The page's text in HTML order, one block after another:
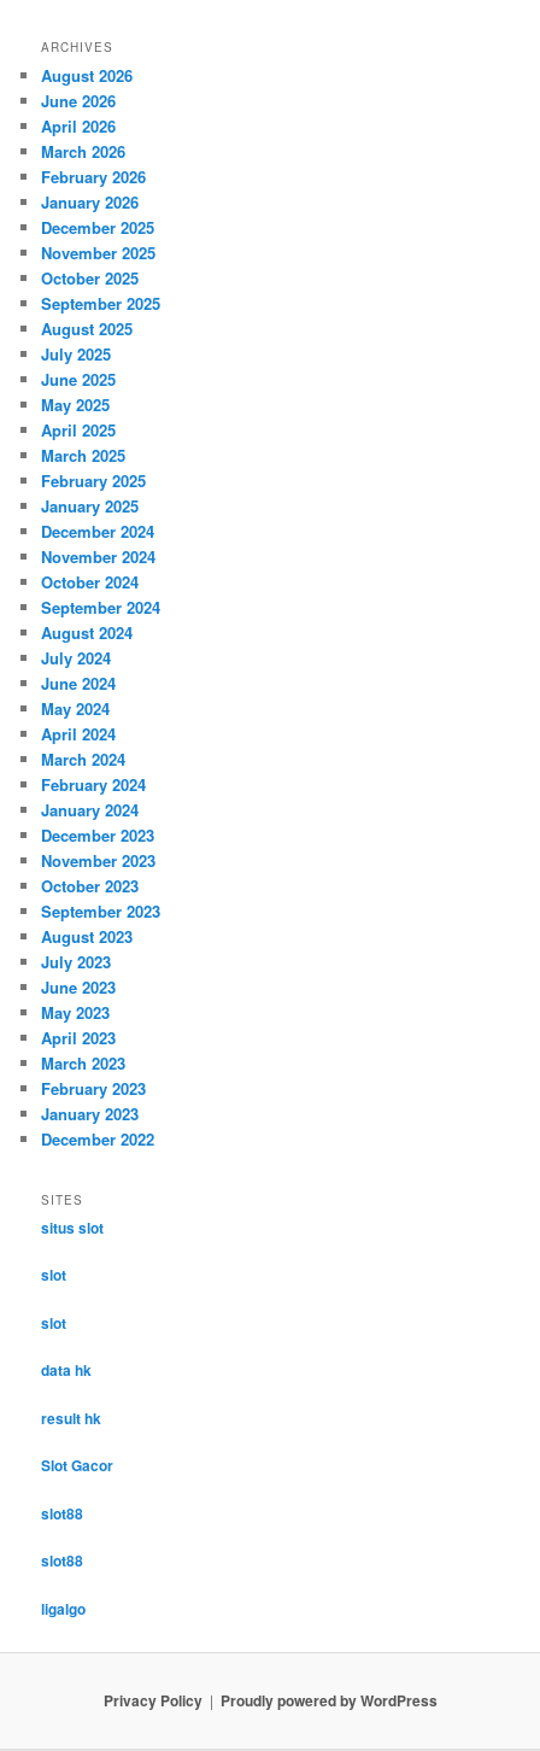
ARCHIVES
August 2026
June 2026
April 2026
March 2026
February 2026
January 2026
December 2025
November 2025
October 2025
September 2025
August 2025
July 2025
June 2025
May 2025
April 2025
March 2025
February 2025
January 2025
December 2024
November 2024
October 2024
September 2024
August 2024
July 2024
June 2024
May 2024
April 2024
March 2024
February 2024
January 2024
December 2023
November 2023
October 2023
September 2023
August 2023
July 2023
June 2023
May 2023
April 2023
March 2023
February 2023
January 2023
December 2022
SITES
situs slot
slot
slot
data hk
result hk
Slot Gacor
slot88
slot88
ligalgo
Privacy Policy Proudly powered by WordPress